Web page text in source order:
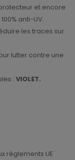
et encore
anti-UV. .
les traces sur
lutter contre une
: VIOLET.
règlements UE